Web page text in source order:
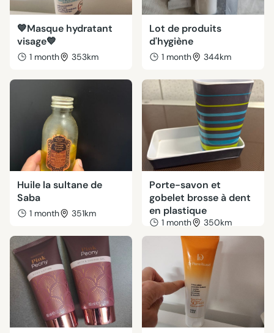
💙Masque hydratant
visage💙
1 month 353km
Lot de produits
d'hygiène
1 month 344km
Huile la sultane de
Saba
1 month 351km
Porte-savon et
gobelet brosse à dent
en plastique
1 month 350km